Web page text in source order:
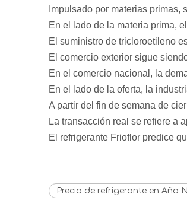
Impulsado por materias primas,
En el lado de la materia prima,
El suministro de tricloroetileno
El comercio exterior sigue
En el comercio nacional, la
En el lado de la oferta, la
A partir del fin de semana de
La transacción real se refiere a
El refrigerante Frioflor predice
Precio de refrigerante en Año